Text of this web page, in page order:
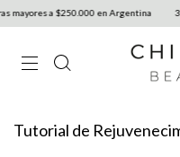
a $250.000 en Argentina 3 y
Tutorial de